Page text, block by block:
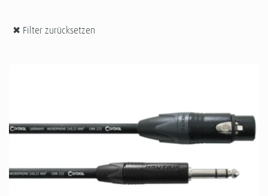
✖ Filter zurücksetzen